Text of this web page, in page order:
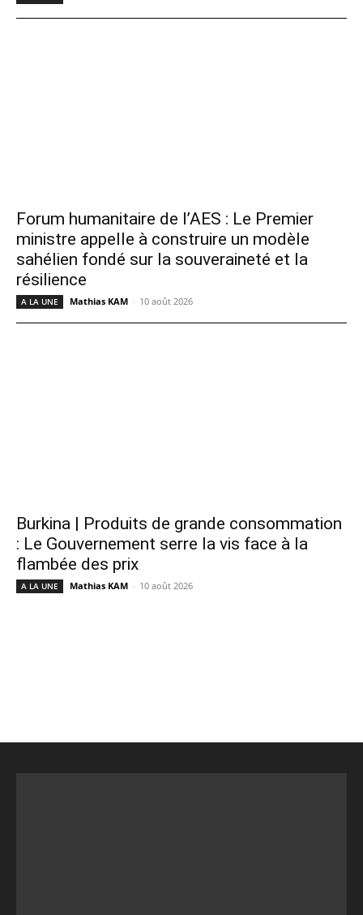
Forum humanitaire de l’AES : Le Premier
ministre appelle à construire un modèle
sahélien fondé sur la souveraineté et la
résilience
A LA UNE Mathias KAM - 10 août 2026
Burkina | Produits de grande consommation
: Le Gouvernement serre la vis face à la
flambée des prix
A LA UNE Mathias KAM - 10 août 2026